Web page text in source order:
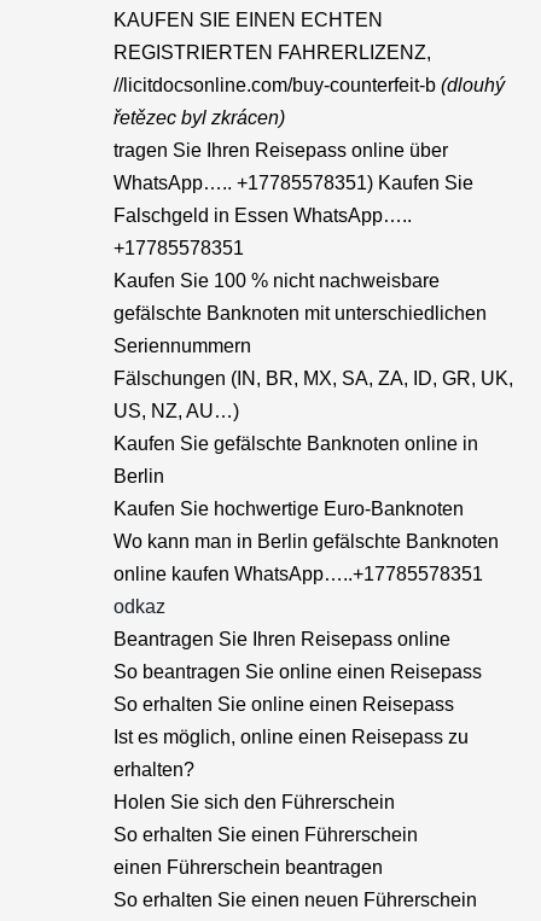
KAUFEN SIE EINEN ECHTEN
REGISTRIERTEN FAHRERLIZENZ,
//licitdocsonline.com/buy-counterfeit-b (dlouhý
řetězec byl zkrácen)
tragen Sie Ihren Reisepass online über
WhatsApp….. +17785578351) Kaufen Sie
Falschgeld in Essen WhatsApp…..
+17785578351
Kaufen Sie 100 % nicht nachweisbare
gefälschte Banknoten mit unterschiedlichen
Seriennummern
Fälschungen (IN, BR, MX, SA, ZA, ID, GR, UK,
US, NZ, AU…)
Kaufen Sie gefälschte Banknoten online in
Berlin
Kaufen Sie hochwertige Euro-Banknoten
Wo kann man in Berlin gefälschte Banknoten
online kaufen WhatsApp…..+17785578351
odkaz
Beantragen Sie Ihren Reisepass online
So beantragen Sie online einen Reisepass
So erhalten Sie online einen Reisepass
Ist es möglich, online einen Reisepass zu
erhalten?
Holen Sie sich den Führerschein
So erhalten Sie einen Führerschein
einen Führerschein beantragen
So erhalten Sie einen neuen Führerschein